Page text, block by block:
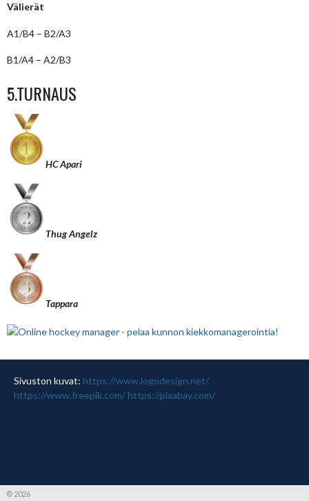
Välierät
A1/B4 – B2/A3
B1/A4 – A2/B3
5.TURNAUS
HC Apari
Thug Angelz
Tappara
Sivuston kuvat: https://www.logodesign.net/
https://www.freepik.com/ https://pixabay.com/
© 2026